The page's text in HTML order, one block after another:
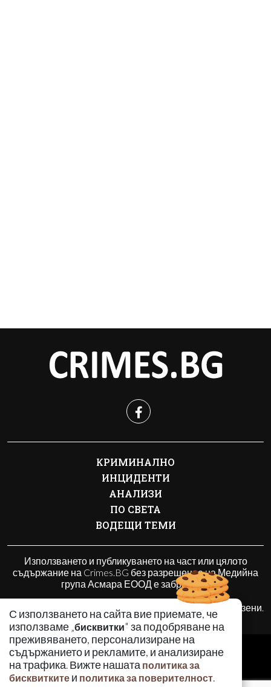
С използването на сайта вие приемате, че
използваме „бисквитки" за подобряване на
преживяването, персонализиране на
съдържанието и рекламите, и анализиране
на трафика. Вижте нашата политика за
бисквитките и политика за поверителност.
КРИМИНАЛНО
ИНЦИДЕНТИ
АНАЛИЗИ
ПО СВЕТА
ВОДЕЩИ ТЕМИ
Използването и публикуването на част или цялото
съдържание на Crimes.BG без разрешение на Медийна
група Асмара ЕООД е забранено.
© 2010 - 2026 | Crimes.BG. Всички права запазени.
РЕКЛАМА
КОНТАКТИ
ОБЩИ УСЛОВИЯ